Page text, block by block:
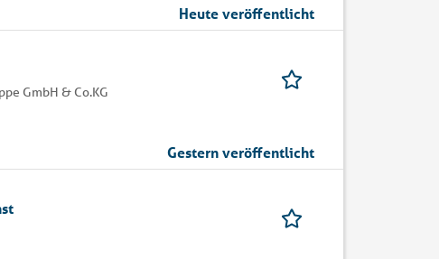
Heute veröffentlicht
GmbH & Co.KG
Gestern veröffentlicht